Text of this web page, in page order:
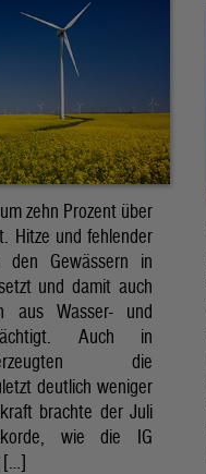
zehn Prozent über
Hitze und fehlender
den Gewässern in
und damit auch
aus Wasser- und
Auch in
die
deutlich weniger
brachte der Juli
wie die IG
[…]